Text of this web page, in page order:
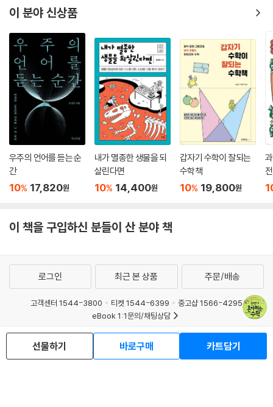
이 분야 신상품
우주의 언어를 듣는 순
간
10% 17,820원
내가 멸종한 생물을 되
살린다면
10% 14,400원
갑자기 수학이 잘되는
수학책
10% 19,800원
전
이 책을 구입하신 분들이 산 분야 책
선물하기 바로구매 카트담기
로그인 최근 본 상품 주문/배송
고객센터 1544-3800 티켓 1544-6399
중고샵 1566-4295
eBook 1:1문의/채팅상담
예스이십사(주) 사업자 정보
이용약관
개인정보처리방침
청소년보호정책